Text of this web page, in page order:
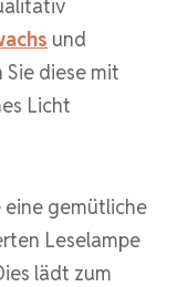
und
diese mit
Licht
eine gemütliche
Leselampe
lädt zum